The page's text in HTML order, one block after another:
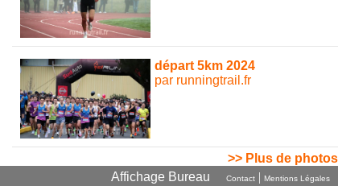
départ 5km 2024
par runningtrail.fr
>> Plus de photos
Affichage Bureau
Contact | Mentions Légales